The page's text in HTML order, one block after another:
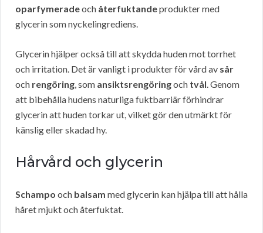
oparfymeradeoch återfuktandeprodukter med
glycerin som nyckelingrediens.
Glycerin hjälper också till att skydda huden mot torrhet
och irritation. Det är vanligt i produkter för vård av sår
och rengöring, som ansiktsrengöringoch tvål. Genom
att bibehålla hudens naturliga fuktbarriär förhindrar
glycerin att huden torkar ut, vilket gör den utmärkt för
känslig eller skadad hy.
Hårvård och glycerin
Schampo och balsam med glycerin kan hjälpa till att hålla
håret mjukt och återfuktat.